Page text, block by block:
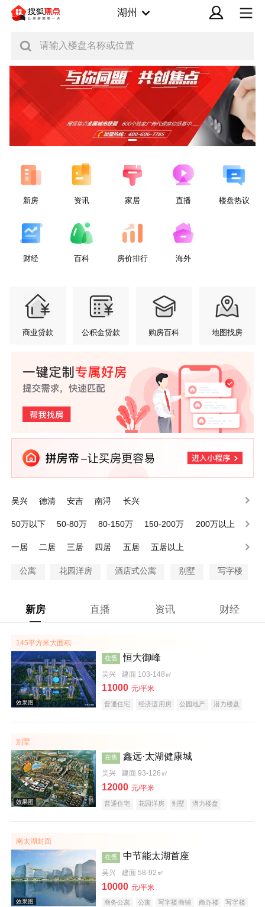
湖州
请输入楼盘名称或位置
新房 资讯 家居 直播 楼盘热议
财经 百科 房价排行 海外
商业贷款 公积金贷款 购房百科 地图找房
吴兴 德清 安吉 南浔 长兴
50万以下 50-80万 80-150万 150-200万 200万以上
一居 二居 三居 四居 五居 五居以上
公寓 花园洋房 酒店式公寓 别墅 写字楼
新房 直播 资讯 财经
145平方米大面积
效果图
在售 恒大御峰
吴兴 建面 103-148㎡
11000 元/平米
普通住宅 经济适用房 公园地产
潜力楼盘
别墅
在售 鑫远·太湖健康城
吴兴 建面 93-126㎡
12000 元/平米
普通住宅 花园洋房 别墅
潜力楼盘
南太湖封面
在售 中节能太湖首座
吴兴 建面 58-92㎡
10000 元/平米
商务公寓 公寓 写字楼商铺 商办楼
写字楼